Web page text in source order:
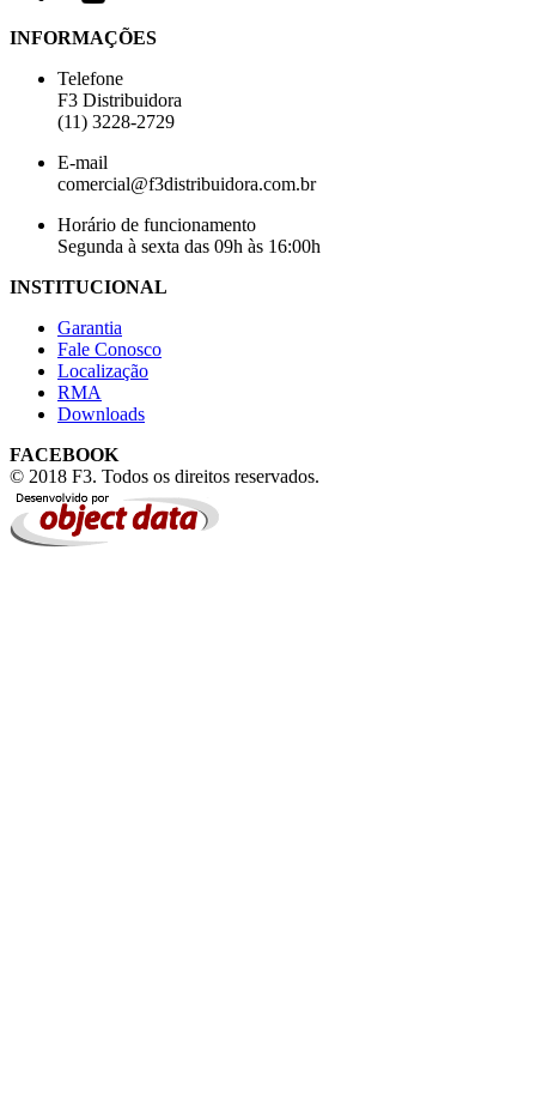
INFORMAÇÕES
Telefone
F3 Distribuidora
(11) 3228-2729
E-mail
comercial@f3distribuidora.com.br
Horário de funcionamento
Segunda à sexta das 09h às 16:00h
INSTITUCIONAL
Garantia
Fale Conosco
Localização
RMA
Downloads
FACEBOOK
© 2018 F3. Todos os direitos reservados.